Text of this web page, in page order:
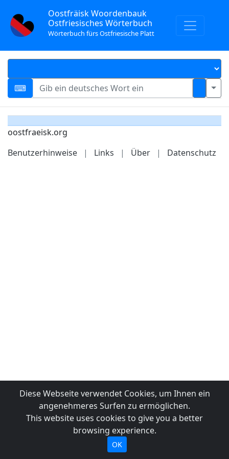
Oostfräisk Woordenbauk
Ostfriesisches Wörterbuch
Wörterbuch fürs Ostfriesische Platt
oostfraeisk.org
Benutzerhinweise
| Links | Über | Datenschutz
Diese Webseite verwendet Cookies, um Ihnen ein
angenehmeres Surfen zu ermöglichen.
This website uses cookies to give you a better
browsing experience.
OK